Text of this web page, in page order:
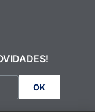
OK